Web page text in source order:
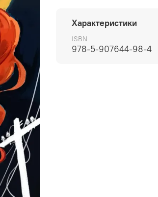
смутное
похоже, им самим
добыча меди отравила
Характеристики
ISBN
978-5-907644-98-4